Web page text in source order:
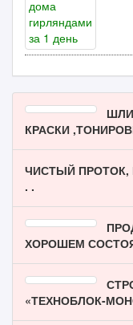
КРАСКИ
ЧИСТЫЙ ПРОТОК,
. .
ХОРОШЕМ
«ТЕХНОБЛОК-